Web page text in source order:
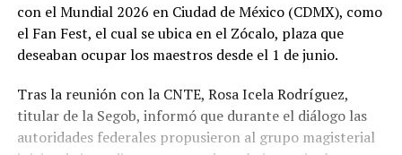
con el Mundial 2026 en Ciudad de México (CDMX), como
el Fan Fest, el cual se ubica en el Zócalo, plaza que
deseaban ocupar los maestros desde el 1 de junio.
Tras la reunión con la CNTE, Rosa Icela Rodríguez,
titular de la Segob, informó que durante el diálogo las
autoridades federales propusieron al grupo magisterial